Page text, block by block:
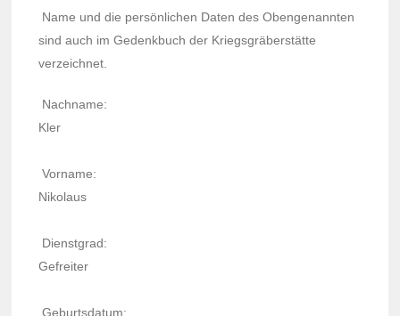
Name und die persön­li­chen Daten des Oben­ge­nann­ten
sind auch im Gedenk­buch der Krieg­sgrä­berstätte
verzeich­net.
Nach­name:
Kler
Vorname:
Niko­laus
Dienst­grad:
Gefrei­ter
Geburts­da­tum: